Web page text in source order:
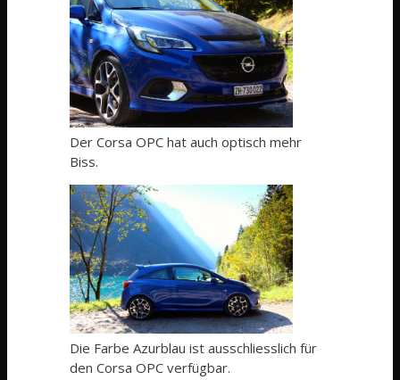
Der Corsa OPC hat auch optisch mehr
Biss.
Die Farbe Azurblau ist ausschliesslich für
den Corsa OPC verfügbar.